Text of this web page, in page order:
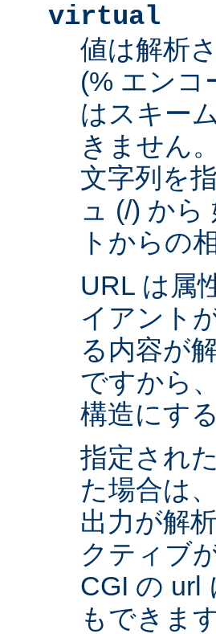
virtual
値は解析
(% エンコ
はスキー
きません
文字列を
ュ (/) か
トからの
URL は属
イアント
る内容が
ですから
構造にす
指定され
た場合は
出力が解
クティブ
CGI の url
もできます